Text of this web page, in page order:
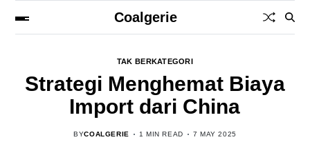
Coalgerie
TAK BERKATEGORI
Strategi Menghemat Biaya
Import dari China
BYCOALGERIE 1 MIN READ 7 MAY 2025